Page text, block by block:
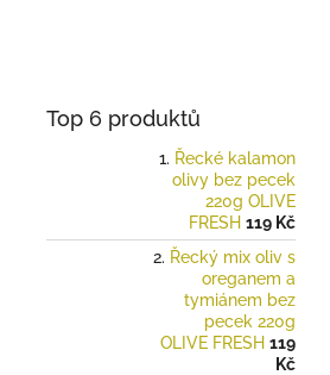
Top 6 produktů
Řecké kalamon
olivy bez pecek
220g OLIVE
FRESH 119 Kč
Řecký mix oliv s
oreganem a
tymiánem bez
pecek 220g
OLIVE FRESH 119
Kč